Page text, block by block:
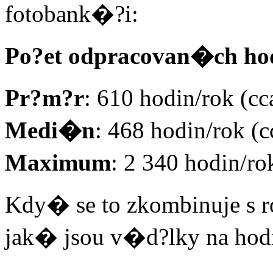
fotobank�?i:
Po?et odpracovan�ch
Pr?m?r: 610 hodin/rok
Medi�n: 468 hodin/rok
Maximum: 2 340 hodin/
Kdy� se to zkombinuje
jak� jsou v�d?lky na